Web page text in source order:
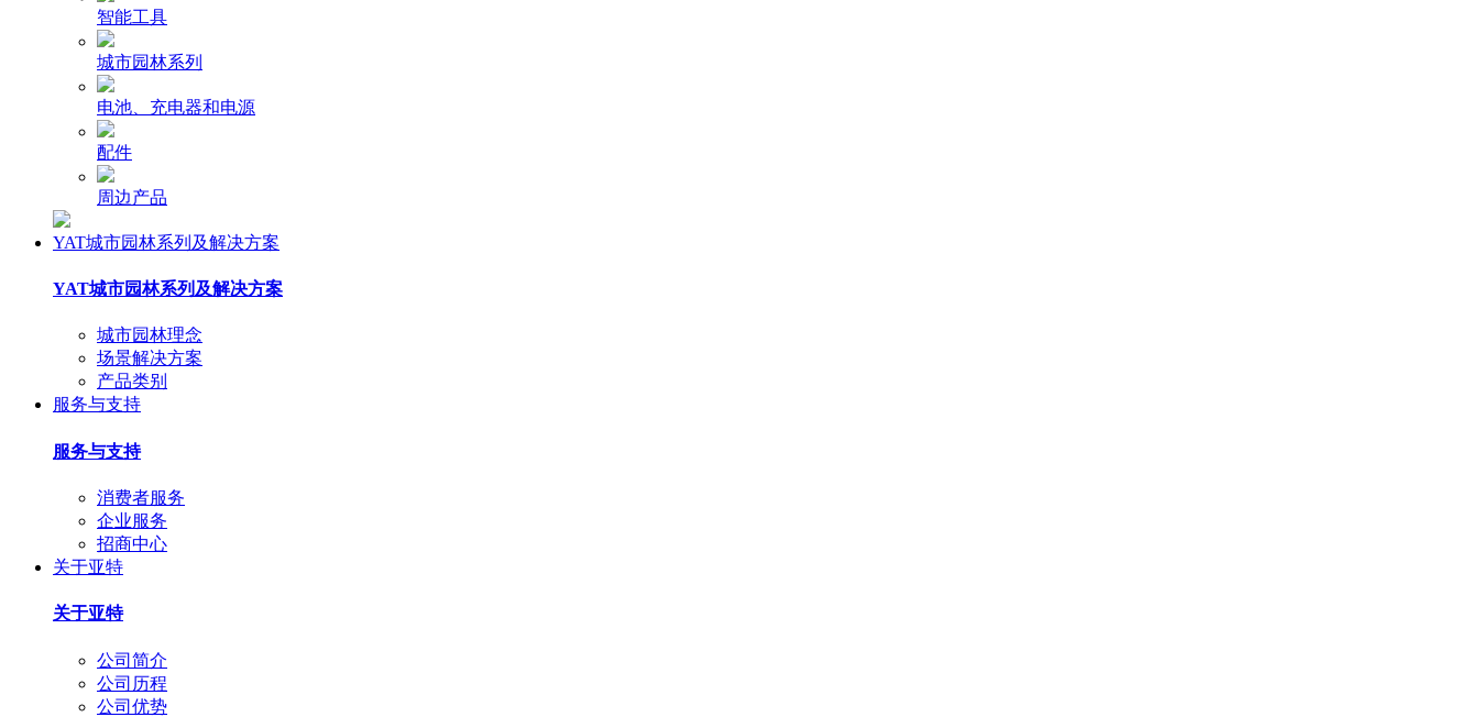
智能工具
城市园林系列
电池、充电器和电源
配件
周边产品
YAT城市园林系列及解决方案
YAT城市园林系列及解决方案
城市园林理念
场景解决方案
产品类别
服务与支持
服务与支持
消费者服务
企业服务
招商中心
关于亚特
关于亚特
公司简介
公司历程
公司优势